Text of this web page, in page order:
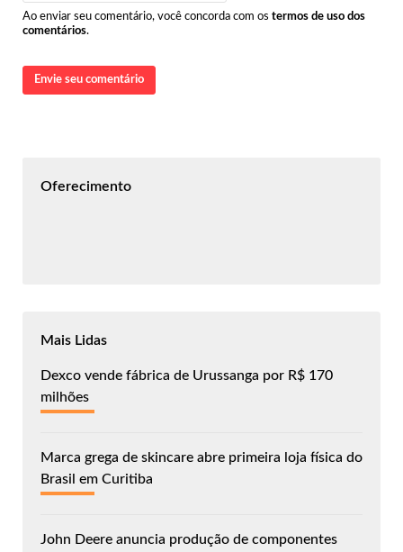
Ao enviar seu comentário, você concorda com os termos de uso dos
comentários.
Envie seu comentário
Oferecimento
Mais Lidas
Dexco vende fábrica de Urussanga por R$ 170
milhões
Marca grega de skincare abre primeira loja física do
Brasil em Curitiba
John Deere anuncia produção de componentes